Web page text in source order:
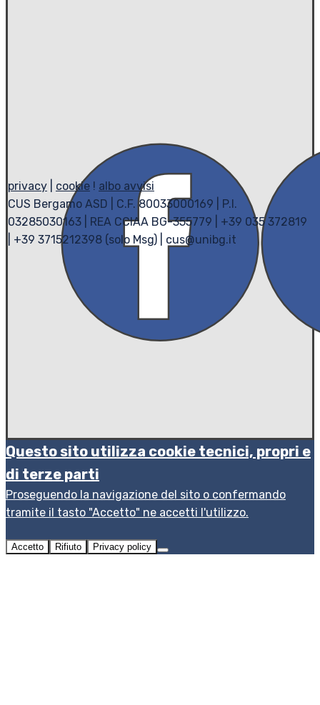
privacy cookie ! albo avvisi
CUS Bergamo ASD | C.F. 80033000169 | P.I.
03285030163 | REA CCIAA BG-355779 | +39 035 372819
| +39 3715212398 (solo Msg) | cus@unibg.it
Questo sito utilizza cookie tecnici, propri e
di terze parti
Proseguendo la navigazione del sito o confermando
tramite il tasto "Accetto" ne accetti l'utilizzo.
Accetto Rifiuto Privacy policy